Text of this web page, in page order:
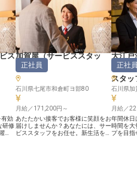
ス
有効
研修
加賀屋（サービススタッ
フ）
正社員
石川県七尾市和倉町ヨ部80
月給／171,200円～
あたたかい接客でお客様に笑顔をお
届けしませんか？あなたには、サー
ビススタッフをお任せ。新生活をお
大江
よしの
スタッ
正社員
石川県加
月給／
年間休日
時間を大
プを目指